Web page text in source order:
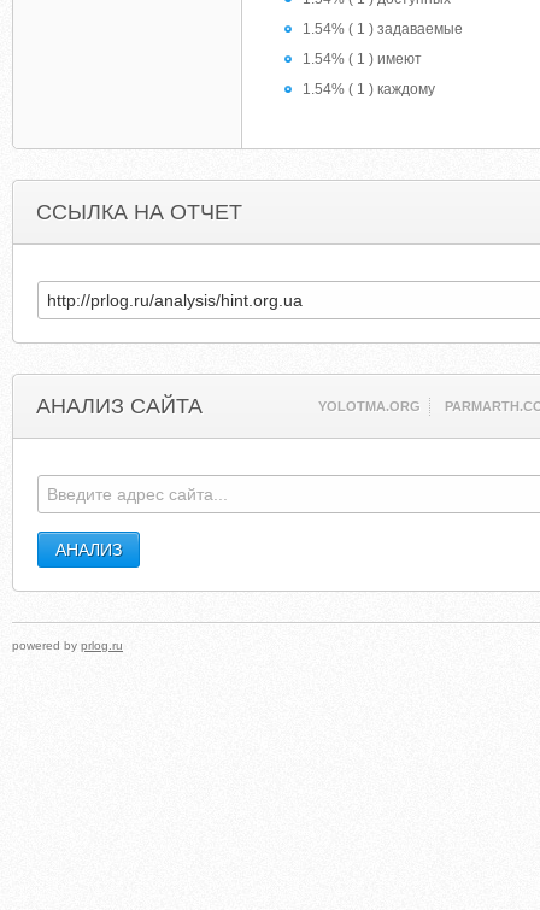
1.54% ( 1 ) задаваемые
1.54% ( 1 ) имеют
1.54% ( 1 ) каждому
ССЫЛКА НА ОТЧЕТ
АНАЛИЗ САЙТА YOLOTMA.ORG
powered by prlog.ru